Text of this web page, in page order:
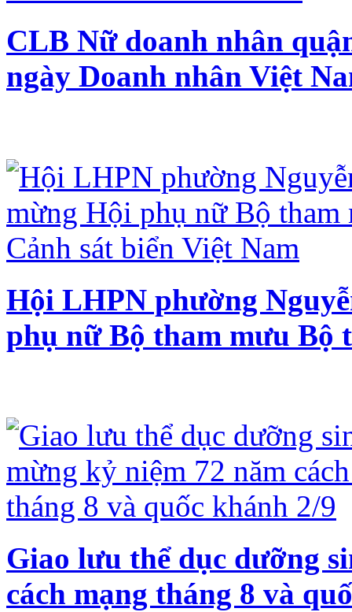
CLB Nữ doanh nhân
ngày Doanh nhân Việt
Hội LHPN phường
phụ nữ Bộ tham mưu Bộ
Giao lưu thể dục dưỡng
cách mạng tháng 8 và